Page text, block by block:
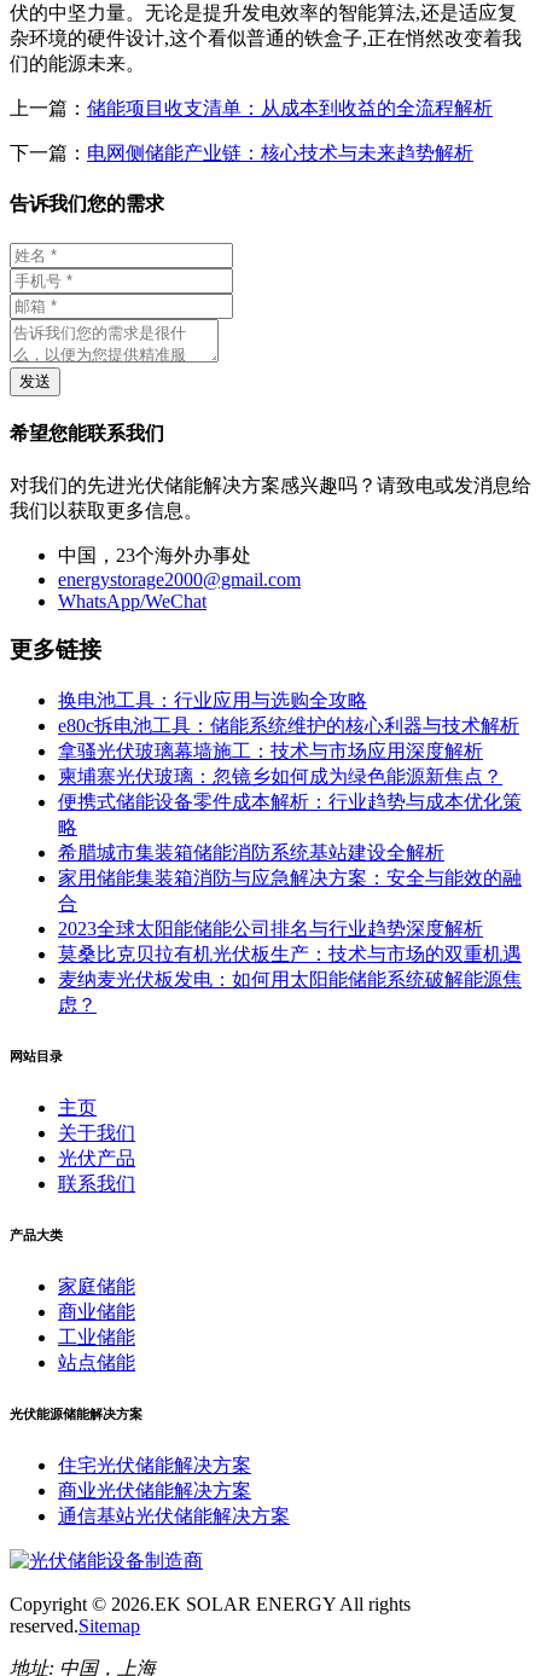
伏的中坚力量。无论是提升发电效率的智能算法,还是适应复
杂环境的硬件设计,这个看似普通的铁盒子,正在悄然改变着我
们的能源未来。
上一篇： 储能项目收支清单：从成本到收益的全流程解析
下一篇： 电网侧储能产业链：核心技术与未来趋势解析
告诉我们您的需求
发送
希望您能联系我们
对我们的先进光伏储能解决方案感兴趣吗？请致电或发消息给
我们以获取更多信息。
中国，23个海外办事处
energystorage2000@gmail.com
WhatsApp/WeChat
更多链接
换电池工具：行业应用与选购全攻略
e80c拆电池工具：储能系统维护的核心利器与技术解析
拿骚光伏玻璃幕墙施工：技术与市场应用深度解析
柬埔寨光伏玻璃：忽镜乡如何成为绿色能源新焦点？
便携式储能设备零件成本解析：行业趋势与成本优化策
略
希腊城市集装箱储能消防系统基站建设全解析
家用储能集装箱消防与应急解决方案：安全与能效的融
合
2023全球太阳能储能公司排名与行业趋势深度解析
莫桑比克贝拉有机光伏板生产：技术与市场的双重机遇
麦纳麦光伏板发电：如何用太阳能储能系统破解能源焦
虑？
网站目录
主页
关于我们
光伏产品
联系我们
产品大类
家庭储能
商业储能
工业储能
站点储能
光伏能源储能解决方案
住宅光伏储能解决方案
商业光伏储能解决方案
通信基站光伏储能解决方案
Copyright © 2026.EK SOLAR ENERGY All rights
reserved.Sitemap
地址: 中国，上海